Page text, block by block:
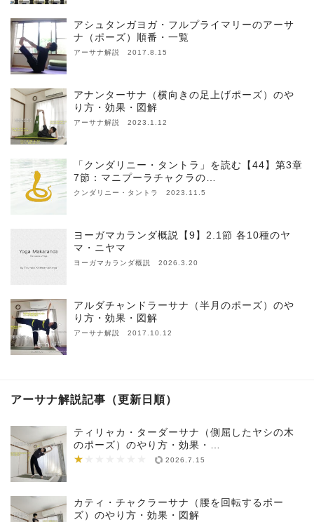
アシュタンガヨガ・フルプライマリーのアーサ
ナ（ポーズ）順番・一覧
アーサナ解説 2017.8.15
アナンターサナ（横向きの足上げポーズ）のや
り方・効果・図解
アーサナ解説 2023.1.12
「クンダリニー・タントラ」を読む【44】第3章
7節：マニプーラチャクラの…
クンダリニー・タントラ 2023.11.5
ヨーガマカランダ概説【9】2.1節 各10種のヤ
マ・ニヤマ
ヨーガマカランダ概説 2026.3.20
アルダチャンドラーサナ（半月のポーズ）のや
り方・効果・図解
アーサナ解説 2017.10.12
アーサナ解説記事（更新日順）
ティリャカ・ターダーサナ（側屈したヤシの木
のポーズ）のやり方・効果・…
★
★★★★★★★ 2026.7.15
カティ・チャクラーサナ（腰を回転するポー
ズ）のやり方・効果・図解